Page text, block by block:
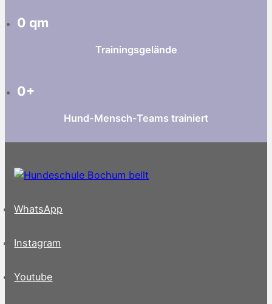
0 qm
Trainingsgelände
0+
Hund-Mensch-Teams trainiert
WhatsApp
Instagram
Youtube